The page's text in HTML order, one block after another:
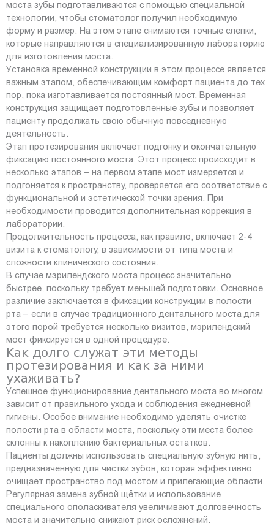
моста зубы подготавливаются с помощью специальной
технологии, чтобы стоматолог получил необходимую
форму и размер. На этом этапе снимаются точные слепки,
которые направляются в специализированную лабораторию
для изготовления моста.
Установка временной конструкции в этом процессе является
важным этапом, обеспечивающим комфорт пациента до тех
пор, пока изготавливается постоянный мост. Временная
конструкция защищает подготовленные зубы и позволяет
пациенту продолжать свою обычную повседневную
деятельность.
Этап протезирования включает подгонку и окончательную
фиксацию постоянного моста. Этот процесс происходит в
несколько этапов – на первом этапе мост измеряется и
подгоняется к пространству, проверяется его соответствие с
функциональной и эстетической точки зрения. При
необходимости проводится дополнительная коррекция в
лаборатории.
Продолжительность процесса, как правило, включает 2-4
визита к стоматологу, в зависимости от типа моста и
сложности клинического состояния.
В случае мэрилендского моста процесс значительно
быстрее, поскольку требует меньшей подготовки. Основное
различие заключается в фиксации конструкции в полости
рта – если в случае традиционного дентального моста для
этого порой требуется несколько визитов, мэрилендский
мост фиксируется в одной процедуре.
Как долго служат эти методы
протезирования и как за ними
ухаживать?
Успешное функционирование дентального моста во многом
зависит от правильного ухода и соблюдения ежедневной
гигиены. Особое внимание необходимо уделять очистке
полости рта в области моста, поскольку эти места более
склонны к накоплению бактериальных остатков.
Пациенты должны использовать специальную зубную нить,
предназначенную для чистки зубов, которая эффективно
очищает пространство под мостом и прилегающие области.
Регулярная замена зубной щётки и использование
специального ополаскивателя увеличивают долговечность
моста и значительно снижают риск осложнений.